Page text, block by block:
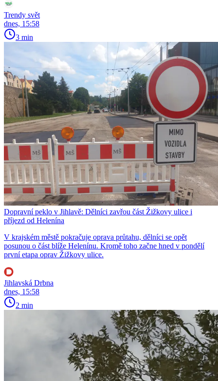
Trendy svět
dnes, 15:58
3 min
Dopravní peklo v Jihlavě: Dělníci zavřou část Žižkovy ulice i
příjezd od Helenína
V krajském městě pokračuje oprava průtahu, dělníci se opět
posunou o část blíže Helenínu. Kromě toho začne hned v pondělí
první etapa oprav Žižkovy ulice.
Jihlavská Drbna
dnes, 15:58
2 min